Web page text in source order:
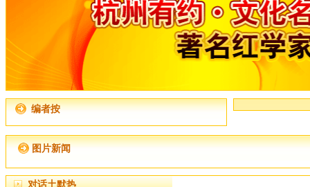
编者按
图片新闻
对话土默热